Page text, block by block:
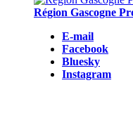
Région Gascogne
E-mail
Facebook
Bluesky
Instagram